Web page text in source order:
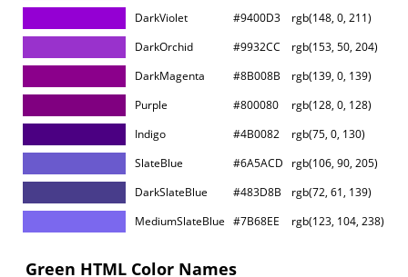
DarkViolet
#9400D3
rgb(148, 0, 211)
DarkOrchid
#9932CC
rgb(153, 50, 204)
DarkMagenta
#8B008B
rgb(139, 0, 139)
Purple
#800080
rgb(128, 0, 128)
Indigo
#4B0082
rgb(75, 0, 130)
SlateBlue
#6A5ACD
rgb(106, 90, 205)
DarkSlateBlue
#483D8B
rgb(72, 61, 139)
MediumSlateBlue #7B68EE rgb(123, 104, 238)
Green HTML Color Names